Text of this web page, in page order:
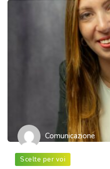
Comunicazione
Scelte per voi